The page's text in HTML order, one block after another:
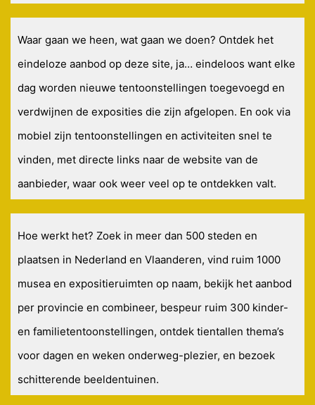
Waar gaan we heen, wat gaan we doen? Ontdek het
eindeloze aanbod op deze site, ja… eindeloos want elke
dag worden nieuwe tentoonstellingen toegevoegd en
verdwijnen de exposities die zijn afgelopen. En ook via
mobiel zijn tentoonstellingen en activiteiten snel te
vinden, met directe links naar de website van de
aanbieder, waar ook weer veel op te ontdekken valt.
Hoe werkt het? Zoek in meer dan 500 steden en
plaatsen in Nederland en Vlaanderen, vind ruim 1000
musea en expositieruimten op naam, bekijk het aanbod
per provincie en combineer, bespeur ruim 300 kinder-
en familietentoonstellingen, ontdek tientallen thema’s
voor dagen en weken onderweg-plezier, en bezoek
schitterende beeldentuinen.